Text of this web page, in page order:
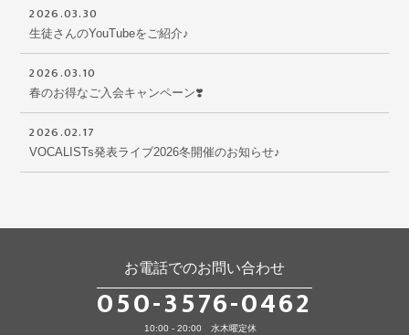
2026.03.30
生徒さんのYouTubeをご紹介♪
2026.03.10
春のお得なご入会キャンペーン❣️
2026.02.17
VOCALISTs発表ライブ2026冬開催のお知らせ♪
お電話でのお問い合わせ
050-3576-0462
10:00 - 20:00 水木曜定休